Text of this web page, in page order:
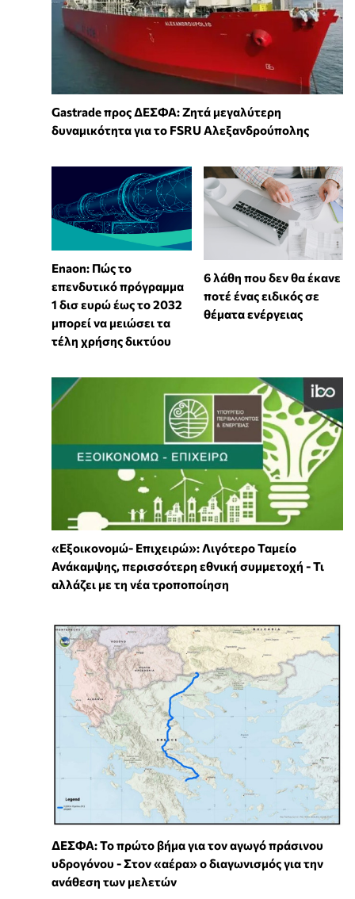
Gastrade προς ΔΕΣΦΑ: Ζητά μεγαλύτερη
δυναμικότητα για το FSRU Αλεξανδρούπολης
Enaon: Πώς το
επενδυτικό πρόγραμμα
1 δισ ευρώ έως το 2032
μπορεί να μειώσει τα
τέλη χρήσης δικτύου
6 λάθη που δεν θα έκανε
ποτέ ένας ειδικός σε
θέματα ενέργειας
«Εξοικονομώ- Επιχειρώ»: Λιγότερο Ταμείο
Ανάκαμψης, περισσότερη εθνική συμμετοχή - Τι
αλλάζει με τη νέα τροποποίηση
ΔΕΣΦΑ: Το πρώτο βήμα για τον αγωγό πράσινου
υδρογόνου - Στον «αέρα» ο διαγωνισμός για την
ανάθεση των μελετών